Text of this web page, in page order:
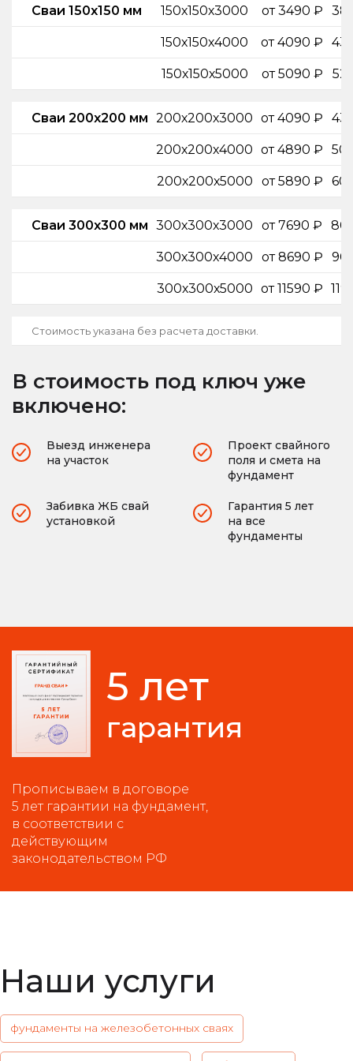
Сваи 150х150 мм 150х150х3000 от 3490 ₽
150х150х4000 от 4090 ₽
150х150х5000 от 5090 ₽
Сваи 200х200 мм 200х200х3000 от 4090 ₽
200х200х4000 от 4890 ₽
200х200х5000 от 5890 ₽
Сваи 300х300 мм 300х300х3000 от 7690 ₽
300х300х4000 от 8690 ₽
300х300х5000 от 11590 ₽
Стоимость указана без расчета доставки.
В стоимость под ключ уже
включено:
Выезд инженера
на участок
Проект свайного
поля и смета на
фундамент
Забивка ЖБ свай
установкой
Гарантия 5 лет
на все
фундаменты
5 лет
гарантия
Прописываем в договоре
5 лет гарантии на фундамент,
в соответствии с
действующим
законодательством РФ
Наши услуги
фундаменты на железобетонных сваях